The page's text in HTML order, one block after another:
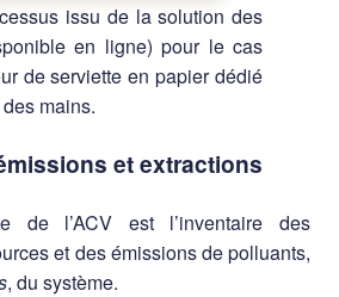
issu de la solution des
en ligne) pour le cas
de serviette en papier dédié
mains.
et extractions
de l’ACV est l’inventaire des
et des émissions de polluants,
, du système.